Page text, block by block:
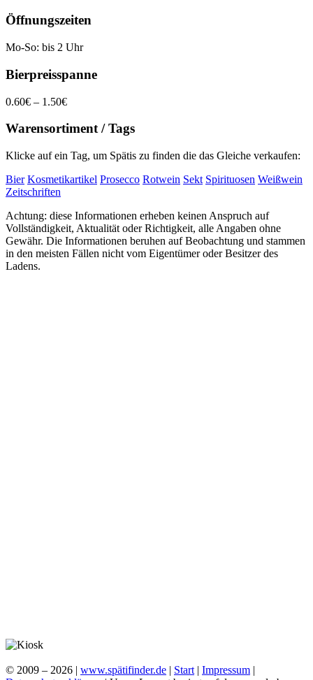
Öffnungszeiten
Mo-So: bis 2 Uhr
Bierpreisspanne
0.60€ – 1.50€
Warensortiment / Tags
Klicke auf ein Tag, um Spätis zu finden die das Gleiche verkaufen:
Bier Kosmetikartikel Prosecco Rotwein Sekt Spirituosen Weißwein
Zeitschriften
Achtung: diese Informationen erheben keinen Anspruch auf
Vollständigkeit, Aktualität oder Richtigkeit, alle Angaben ohne
Gewähr. Die Informationen beruhen auf Beobachtung und stammen
in den meisten Fällen nicht vom Eigentümer oder Besitzer des
Ladens.
© 2009 – 2026 | www.spätifinder.de | Start | Impressum |